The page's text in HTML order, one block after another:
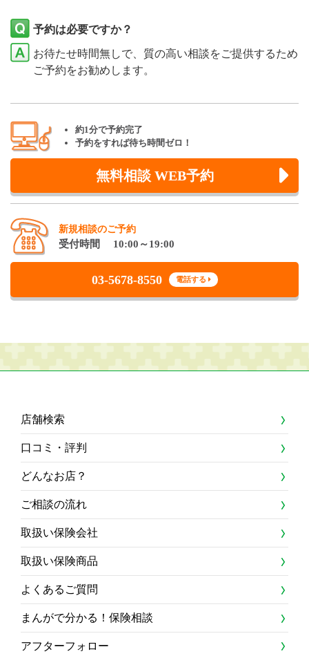
予約は必要ですか？
お待たせ時間無しで、質の高い相談をご提供するため
ご予約をお勧めします。
約1分で予約完了
予約をすれば待ち時間ゼロ！
無料相談 WEB予約
新規相談のご予約
受付時間 10:00～19:00
03-5678-8550 電話する
店舗検索
口コミ・評判
どんなお店？
ご相談の流れ
取扱い保険会社
取扱い保険商品
よくあるご質問
まんがで分かる！保険相談
アフターフォロー